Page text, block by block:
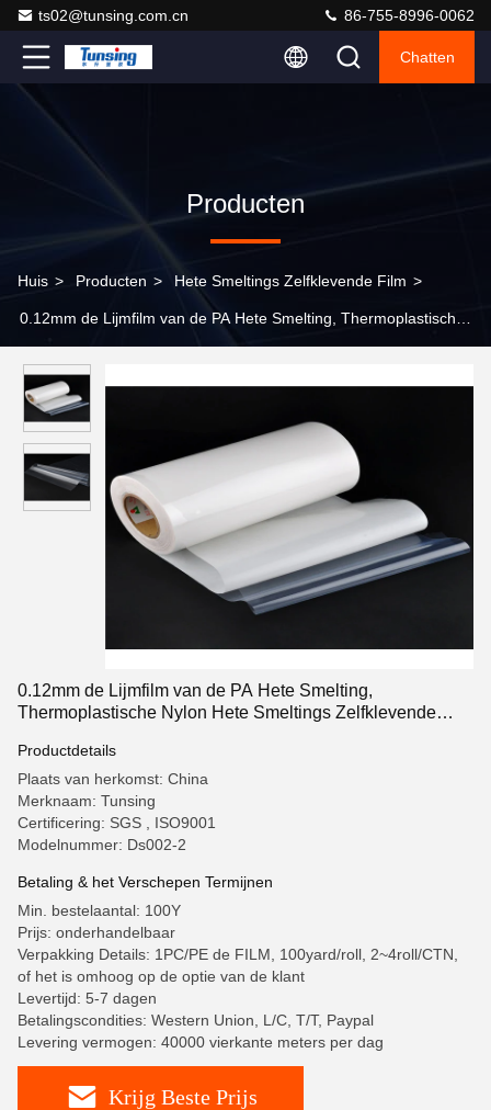
ts02@tunsing.com.cn 86-755-8996-0062
Chatten
Producten
Huis > Producten > Hete Smeltings Zelfklevende Film >
0.12mm de Lijmfilm van de PA Hete Smelting, Thermoplastische
0.12mm de Lijmfilm van de PA Hete Smelting,
Thermoplastische Nylon Hete Smeltings Zelfklevende
Productdetails
Plaats van herkomst: China
Merknaam: Tunsing
Certificering: SGS , ISO9001
Modelnummer: Ds002-2
Betaling & het Verschepen Termijnen
Min. bestelaantal: 100Y
Prijs: onderhandelbaar
Verpakking Details: 1PC/PE de FILM, 100yard/roll, 2~4roll/CTN,
of het is omhoog op de optie van de klant
Levertijd: 5-7 dagen
Betalingscondities: Western Union, L/C, T/T, Paypal
Levering vermogen: 40000 vierkante meters per dag
Krijg Beste Prijs